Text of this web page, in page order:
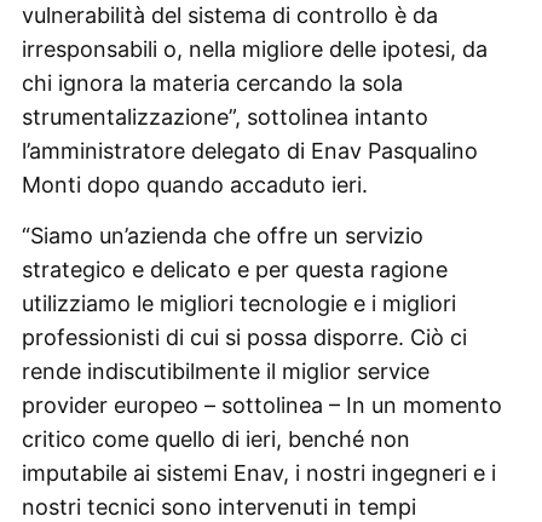
vulnerabilità del sistema di controllo è da
irresponsabili o, nella migliore delle ipotesi, da
chi ignora la materia cercando la sola
strumentalizzazione”, sottolinea intanto
l’amministratore delegato di Enav Pasqualino
Monti dopo quando accaduto ieri.
“Siamo un’azienda che offre un servizio
strategico e delicato e per questa ragione
utilizziamo le migliori tecnologie e i migliori
professionisti di cui si possa disporre. Ciò ci
rende indiscutibilmente il miglior service
provider europeo – sottolinea – In un momento
critico come quello di ieri, benché non
imputabile ai sistemi Enav, i nostri ingegneri e i
nostri tecnici sono intervenuti in tempi